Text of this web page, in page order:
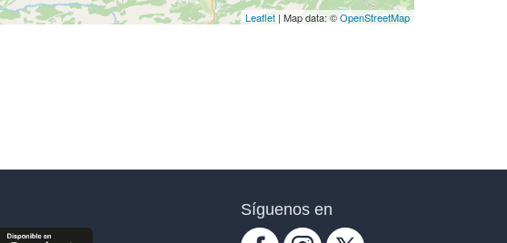
Leaflet | Map data: ©OpenStreetMap
Síguenos en